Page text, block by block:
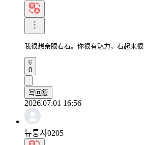
我很想亲眼看看。你很有魅力，看起来很
0
写回复
2026.07.01 16:56
뉴룽지0205